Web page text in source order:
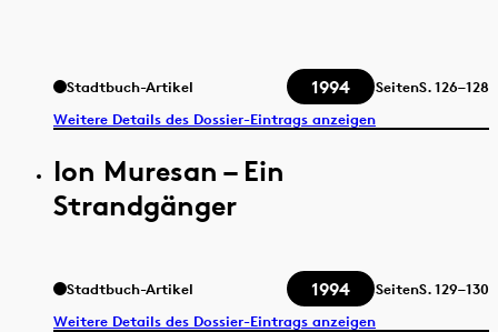
Stadtbuch-Artikel 1994 SeitenS.126–128
Weitere Details des Dossier-Eintrags anzeigen
Ion Muresan – Ein
Strandgänger
Stadtbuch-Artikel 1994 SeitenS.129–130
Weitere Details des Dossier-Eintrags anzeigen